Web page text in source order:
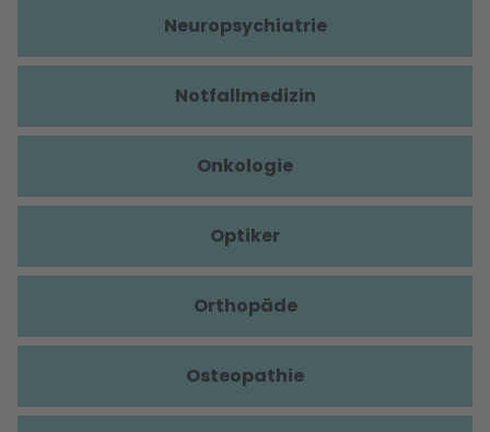
Neuropsychiatrie
Notfallmedizin
Onkologie
Optiker
Orthopäde
Osteopathie